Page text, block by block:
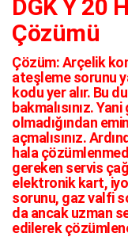
DGK Y 20
Çözümü
Çözüm:Arçelik
ateşleme sorunu
kodu yer alır. Bu
bakmalısınız.
olmadığından
açmalısınız.
hala
gereken servis
elektronik kart,
sorunu, gaz valfi
da ancak uzman
edilerek